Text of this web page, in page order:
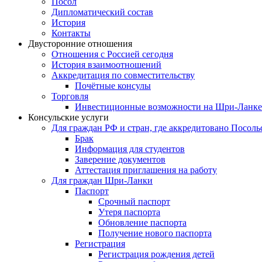
Дипломатический состав
История
Контакты
Двусторонние отношения
Отношения с Россией сегодня
История взаимоотношений
Аккредитация по совместительству
Почётные консулы
Торговля
Инвестиционные возможности на Шри-Ланке
Консульские услуги
Для граждан РФ и стран, где аккредитовано
Брак
Информация для студентов
Заверение документов
Аттестация приглашения на работу
Для граждан Шри-Ланки
Паспорт
Срочный паспорт
Утеря паспорта
Обновление паспорта
Получение нового паспорта
Регистрация
Регистрация рождения детей